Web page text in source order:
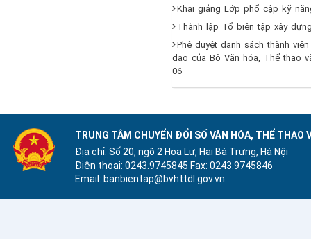
Khai giảng Lớp phổ cập kỹ
Thành lập Tổ biên tập xây
Phê duyệt danh sách thành
đạo của Bộ Văn hóa, Thể thao
06
TRUNG TÂM CHUYỂN ĐỔI SỐ VĂN HÓA, THỂ THAO
Địa chỉ: Số 20, ngõ 2 Hoa Lư, Hai Bà Trưng, Hà Nội
Điện thoại: 0243.9745845 Fax: 0243.9745846
Email: banbientap@bvhttdl.gov.vn